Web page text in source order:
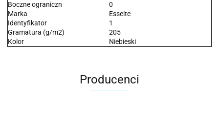
Boczne ograniczn
0
Marka
Esselte
Identyfikator
1
Gramatura (g/m2)
205
Kolor
Niebieski
Producenci